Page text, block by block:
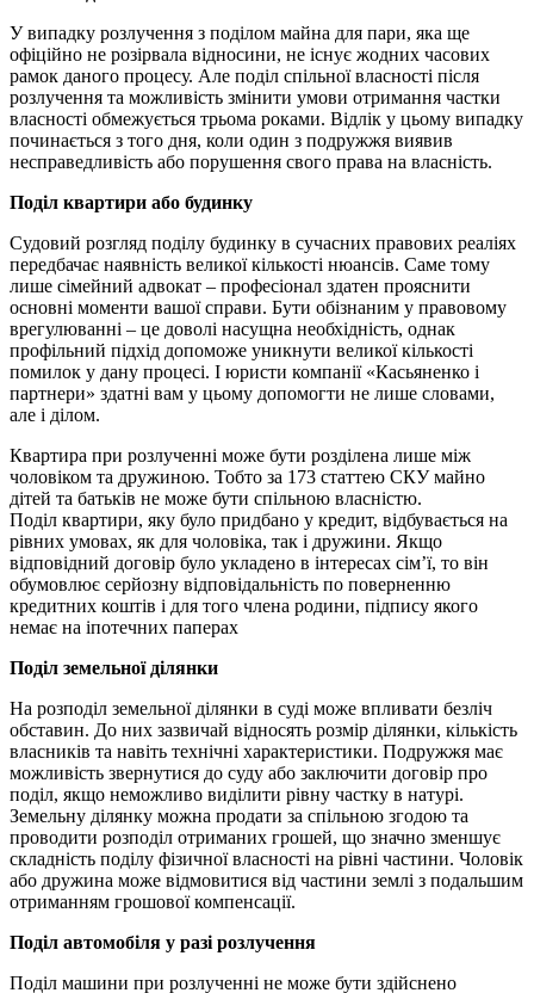
У випадку розлучення з поділом майна для пари, яка ще
офіційно не розірвала відносини, не існує жодних часових
рамок даного процесу. Але поділ спільної власності після
розлучення та можливість змінити умови отримання частки
власності обмежується трьома роками. Відлік у цьому випадку
починається з того дня, коли один з подружжя виявив
несправедливість або порушення свого права на власність.
Поділ квартири або будинку
Судовий розгляд поділу будинку в сучасних правових реаліях
передбачає наявність великої кількості нюансів. Саме тому
лише сімейний адвокат – професіонал здатен прояснити
основні моменти вашої справи. Бути обізнаним у правовому
врегулюванні – це доволі насущна необхідність, однак
профільний підхід допоможе уникнути великої кількості
помилок у дану процесі. І юристи компанії «Касьяненко і
партнери» здатні вам у цьому допомогти не лише словами,
але і ділом.
Квартира при розлученні може бути розділена лише між
чоловіком та дружиною. Тобто за 173 статтею СКУ майно
дітей та батьків не може бути спільною власністю.
Поділ квартири, яку було придбано у кредит, відбувається на
рівних умовах, як для чоловіка, так і дружини. Якщо
відповідний договір було укладено в інтересах сім’ї, то він
обумовлює серйозну відповідальність по поверненню
кредитних коштів і для того члена родини, підпису якого
немає на іпотечних паперах
Поділ земельної ділянки
На розподіл земельної ділянки в суді може впливати безліч
обставин. До них зазвичай відносять розмір ділянки, кількість
власників та навіть технічні характеристики. Подружжя має
можливість звернутися до суду або заключити договір про
поділ, якщо неможливо виділити рівну частку в натурі.
Земельну ділянку можна продати за спільною згодою та
проводити розподіл отриманих грошей, що значно зменшує
складність поділу фізичної власності на рівні частини. Чоловік
або дружина може відмовитися від частини землі з подальшим
отриманням грошової компенсації.
Поділ автомобіля у разі розлучення
Поділ машини при розлученні не може бути здійснено